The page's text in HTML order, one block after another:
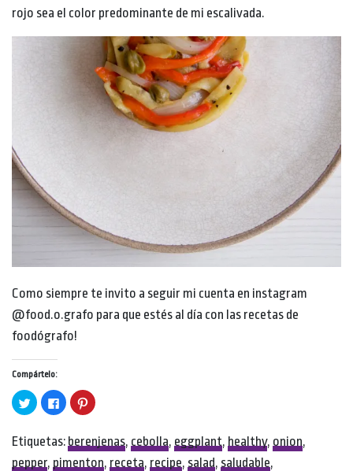
rojo sea el color predominante de mi escalivada.
Como siempre te invito a seguir mi cuenta en instagram
@food.o.grafo para que estés al día con las recetas de
foodógrafo!
Compártelo:
Click
to
share
Twitter
(Opens
in
new
Click
to
share
Facebook
(Opens
in
new
Click
to
Pinterest
(Opens
in
new
Etiquetas: berenjenas, cebolla, eggplant, healthy, onion,
pepper, pimenton, receta, recipe, salad, saludable,